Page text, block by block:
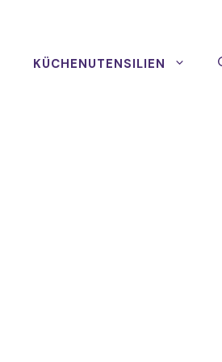
KÜCHENUTENSILIEN